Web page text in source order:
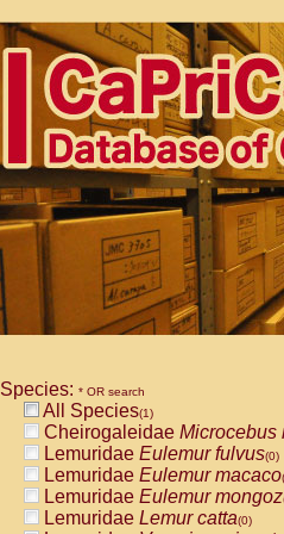
Species: * OR search
All Species(1)
Cheirogaleidae Microcebus
Lemuridae Eulemur fulvus(0)
Lemuridae Eulemur macaco
Lemuridae Eulemur mongoz
Lemuridae Lemur catta(0)